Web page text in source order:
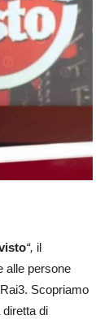
“, il
alle persone
Scopriamo
di